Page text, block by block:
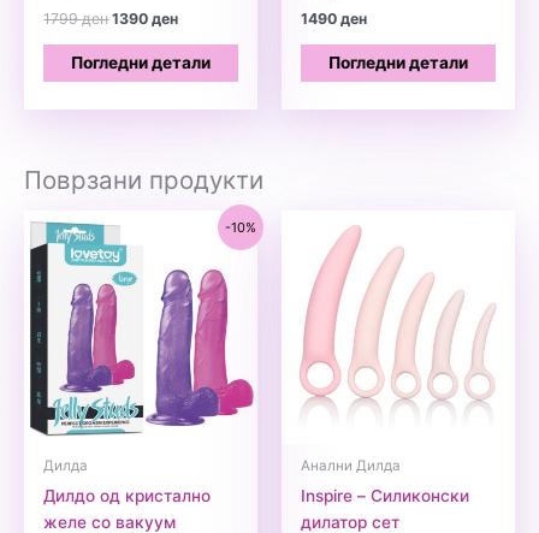
1799денOriginal
was:
1799 ден.
1390денCurrent
is:
Погледни детали
1490ден
Погледни детали
Поврзани продукти
-10%
Дилда
Дилдо од кристално
желе со вакуум
Анални Дилда
Inspire – Силиконски
дилатор сет